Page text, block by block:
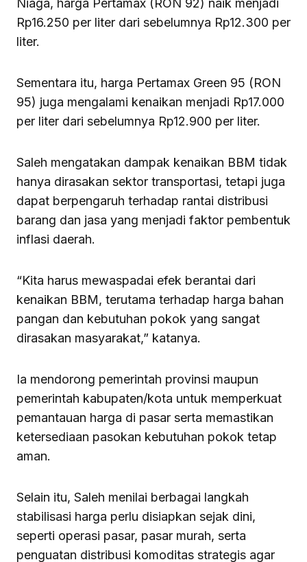
Niaga, harga Pertamax (RON 92) naik menjadi
Rp16.250 per liter dari sebelumnya Rp12.300 per
liter.
Sementara itu, harga Pertamax Green 95 (RON
95) juga mengalami kenaikan menjadi Rp17.000
per liter dari sebelumnya Rp12.900 per liter.
Saleh mengatakan dampak kenaikan BBM tidak
hanya dirasakan sektor transportasi, tetapi juga
dapat berpengaruh terhadap rantai distribusi
barang dan jasa yang menjadi faktor pembentuk
inflasi daerah.
“Kita harus mewaspadai efek berantai dari
kenaikan BBM, terutama terhadap harga bahan
pangan dan kebutuhan pokok yang sangat
dirasakan masyarakat,” katanya.
Ia mendorong pemerintah provinsi maupun
pemerintah kabupaten/kota untuk memperkuat
pemantauan harga di pasar serta memastikan
ketersediaan pasokan kebutuhan pokok tetap
aman.
Selain itu, Saleh menilai berbagai langkah
stabilisasi harga perlu disiapkan sejak dini,
seperti operasi pasar, pasar murah, serta
penguatan distribusi komoditas strategis agar